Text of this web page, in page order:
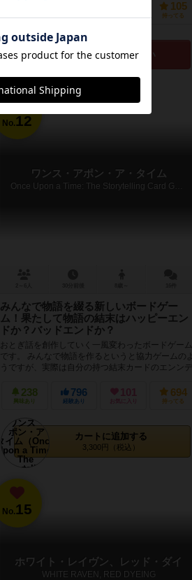
105
持ってる
再入荷までお待ち下さい
No. 12
ワンス・アポン・ア・タイム
みんなで物語を綴る新しいボードゲー
ム！果たして物語の結末はハッピーエン
ドか？バッドエンドか？
おとぎ話を創作していく一風変わったボードゲーム
です。 みんなで物語を作るというと協力ゲームのよ
うですが、実際は自分の持つ結末カードのエンンデ
238
興味あり
796
経験あり
101
お気に入り
694
持ってる
カートに追加する
3,300円（税込）
No.15
ホワイト・レイヴン、レッド・ダイ
WHITE RAVEN, RED DYEING